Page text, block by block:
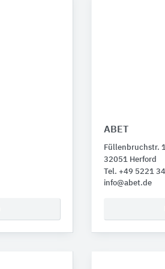
ABET
Füllenbruchstr.
32051 Herford
Tel. +49 5221
info@abet.de